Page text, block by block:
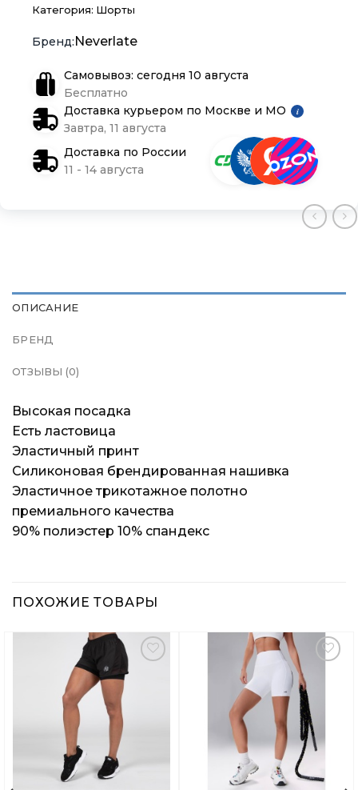
Категория: Шорты
Neverlate
Самовывоз: сегодня 10 августа
Бесплатно
Доставка курьером по Москве и МО
i
Завтра, 11 августа
Доставка по России
11 - 14 августа
ОПИСАНИЕ
БРЕНД
ОТЗЫВЫ (0)
Высокая посадка
Есть ластовица
Эластичный принт
Силиконовая брендированная нашивка
Эластичное трикотажное полотно
премиального качества
90% полиэстер 10% спандекс
ПОХОЖИЕ ТОВАРЫ
Добавить
Вишлист
Добавить
Вишлист
Доставка и оплата
Блог
Доставка и оплата
Блог
Доставка и оплата
Блог